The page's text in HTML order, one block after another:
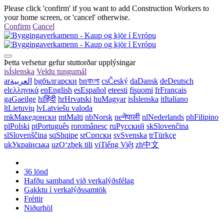
Please click 'confirm' if you want to add Construction Workers to
your home screen, or 'cancel' otherwise.
Confirm Cancel
Þetta vefsetur gefur stuttorðar upplýsingar
isÍslenska Veldu tungumál
arالعربية bgбългарски bnবাংলা csČeský daDansk deDeutsch
elελληνικά enEnglish esEspañol eteesti fisuomi frFrançais
gaGaeilge hiहिंदी hrHrvatski huMagyar isÍslenska itItaliano
ltLietuvių lvLatviešu valoda
mkМакедонски mtMalti nbNorsk neनेपाली nlNederlands phFilipino
plPolski ptPortuguês roromânesc ruРусский skSlovenčina
slSlovenščina sqShqipe srСрпски svSvenska trTürkçe
ukУкраїнська uzOʻzbek tili viTiếng Việt zh中文
36 lönd
Hafðu samband við verkalýðsfélag
Gakktu í verkalýðssamtök
Fréttir
Niðurhöl